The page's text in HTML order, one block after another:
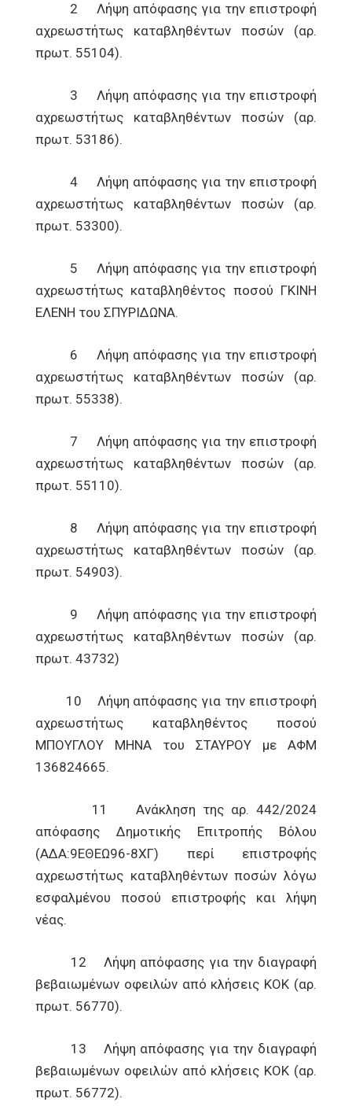
2 Λήψη απόφασης για την επιστροφή
αχρεωστήτως καταβληθέντων ποσών (αρ.
πρωτ. 55104).
3 Λήψη απόφασης για την επιστροφή
αχρεωστήτως καταβληθέντων ποσών (αρ.
πρωτ. 53186).
4 Λήψη απόφασης για την επιστροφή
αχρεωστήτως καταβληθέντων ποσών (αρ.
πρωτ. 53300).
5 Λήψη απόφασης για την επιστροφή
αχρεωστήτως καταβληθέντος ποσού ΓΚΙΝΗ
ΕΛΕΝΗ του ΣΠΥΡΙΔΩΝΑ.
6 Λήψη απόφασης για την επιστροφή
αχρεωστήτως καταβληθέντων ποσών (αρ.
πρωτ. 55338).
7 Λήψη απόφασης για την επιστροφή
αχρεωστήτως καταβληθέντων ποσών (αρ.
πρωτ. 55110).
8 Λήψη απόφασης για την επιστροφή
αχρεωστήτως καταβληθέντων ποσών (αρ.
πρωτ. 54903).
9 Λήψη απόφασης για την επιστροφή
αχρεωστήτως καταβληθέντων ποσών (αρ.
πρωτ. 43732)
10 Λήψη απόφασης για την επιστροφή
αχρεωστήτως καταβληθέντος ποσού
ΜΠΟΥΓΛΟΥ ΜΗΝΑ του ΣΤΑΥΡΟΥ με ΑΦΜ
136824665.
11 Ανάκληση της αρ. 442/2024
απόφασης Δημοτικής Επιτροπής Βόλου
(ΑΔΑ:9ΕΘΕΩ96-8ΧΓ) περί επιστροφής
αχρεωστήτως καταβληθέντων ποσών λόγω
εσφαλμένου ποσού επιστροφής και λήψη
νέας.
12 Λήψη απόφασης για την διαγραφή
βεβαιωμένων οφειλών από κλήσεις ΚΟΚ (αρ.
πρωτ. 56770).
13 Λήψη απόφασης για την διαγραφή
βεβαιωμένων οφειλών από κλήσεις ΚΟΚ (αρ.
πρωτ. 56772).